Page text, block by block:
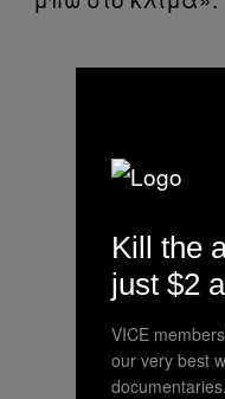
Kill the
just $2
VICE
our very best
documentaries.